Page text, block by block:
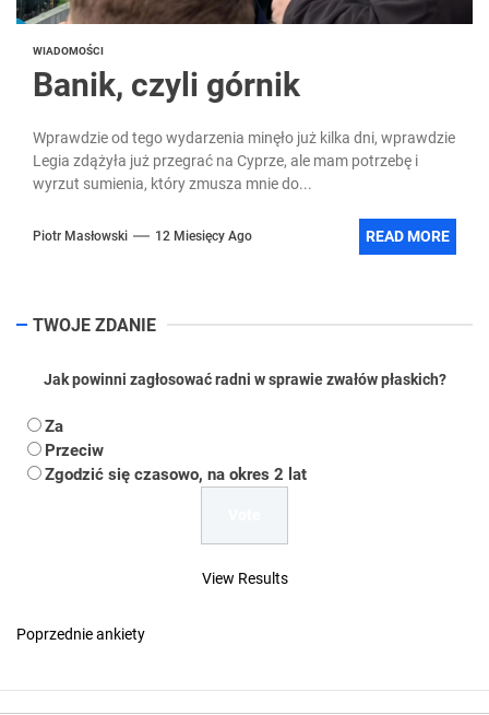
WIADOMOŚCI
Banik, czyli górnik
Wprawdzie od tego wydarzenia minęło już kilka dni, wprawdzie
Legia zdążyła już przegrać na Cyprze, ale mam potrzebę i
wyrzut sumienia, który zmusza mnie do...
Piotr Masłowski 12 Miesięcy Ago READ MORE
TWOJE ZDANIE
Jak powinni zagłosować radni w sprawie zwałów płaskich?
Za
Przeciw
Zgodzić się czasowo, na okres 2 lat
View Results
Poprzednie ankiety